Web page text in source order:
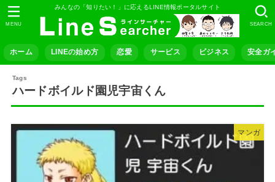
みんなの「知りたい！」に応えるLINE情報ポータルサイト
ホーム LINEの始め方 恋愛 サービス ビジネス 安全ガ
SEARCH
MENU
ハードボイルド園児宇宙くん
マンガ